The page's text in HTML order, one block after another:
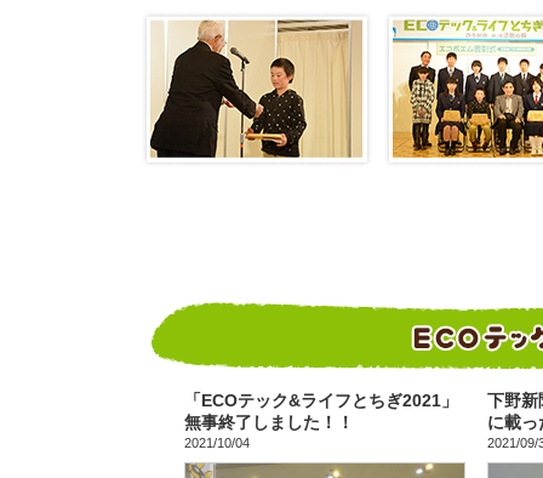
「ECOテック&ライフとちぎ2021」
無事終了しました！！
2021/10/04
下野新
に載っ
2021/09/